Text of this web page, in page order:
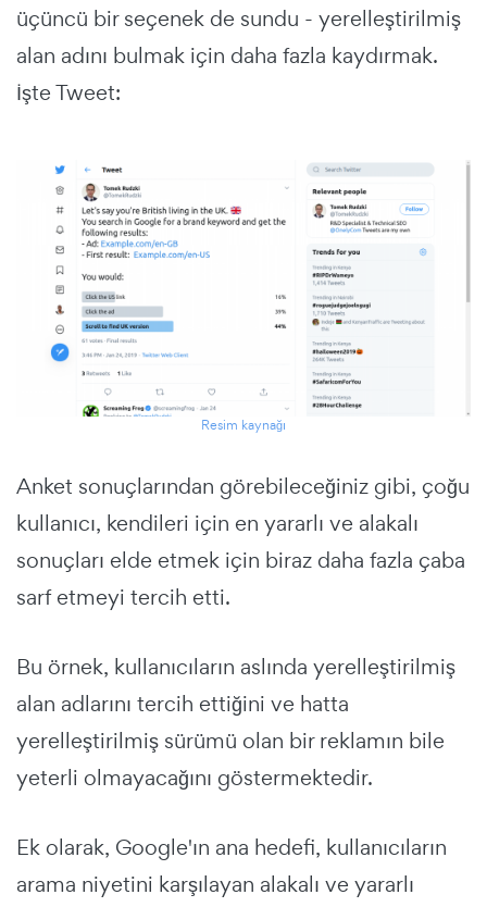
üçüncü bir seçenek de sundu - yerelleştirilmiş
alan adını bulmak için daha fazla kaydırmak.
İşte Tweet:
Resim kaynağı
Anket sonuçlarından görebileceğiniz gibi, çoğu
kullanıcı, kendileri için en yararlı ve alakalı
sonuçları elde etmek için biraz daha fazla çaba
sarf etmeyi tercih etti.
Bu örnek, kullanıcıların aslında yerelleştirilmiş
alan adlarını tercih ettiğini ve hatta
yerelleştirilmiş sürümü olan bir reklamın bile
yeterli olmayacağını göstermektedir.
Ek olarak, Google'ın ana hedefi, kullanıcıların
arama niyetini karşılayan alakalı ve yararlı